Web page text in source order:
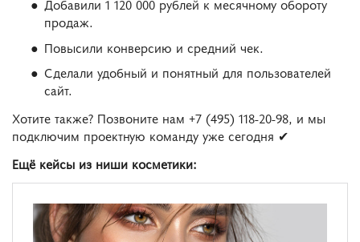
Добавили 1 120 000 рублей к месячному обороту
продаж.
Повысили конверсию и средний чек.
Сделали удобный и понятный для пользователей
сайт.
Хотите также? Позвоните нам +7 (495) 118-20-98, и мы
подключим проектную команду уже сегодня ✔
Ещё кейсы из ниши косметики: